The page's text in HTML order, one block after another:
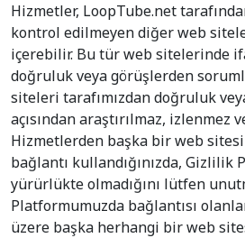
Hizmetler, LoopTube.net
kontrol edilmeyen diğer web
içerebilir. Bu tür web sitelerinde
doğruluk veya görüşlerden
siteleri tarafımızdan doğruluk
açısından araştırılmaz, izlenmez
Hizmetlerden başka bir web
bağlantı kullandığınızda, Gizlilik
yürürlükte olmadığını lütfen
Platformumuzda bağlantısı
üzere başka herhangi bir web